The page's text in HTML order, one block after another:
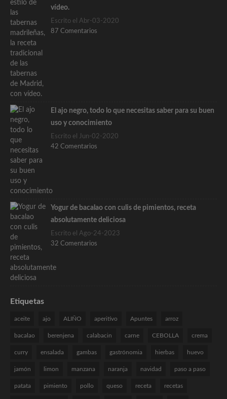
vídeo.
Escrito el Abr-03-2020
87 Comentarios
El ajo negro, todo lo que necesitas saber para su buen
uso y conocimiento
Escrito el Jun-02-2020
42 Comentarios
Yogur de bacalao con culis de pimientos, receta
absolutamente deliciosa
Escrito el Ago-24-2023
32 Comentarios
Etiquetas
aceite ajo ALIÑO aperitivo Apuntes arroz
bacalao berenjena calabacin carne CEBOLLA crema
curry ensalada gambas gastrónomia hierbas huevo
jamón limon manzana naranja navidad paso a paso
patata pimiento pollo queso receta recetas